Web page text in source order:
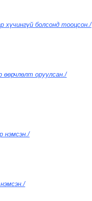
хүчингүй болсонд тооцсон./
өөрчлөлт оруулсан./
нэмсэн./